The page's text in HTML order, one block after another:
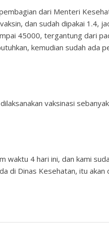
dari Menteri
dan sudah dipakai 1.4,
45000, tergantung dari
kemudian sudah ada
vaksinasi
waktu 4 hari ini, dan kami
di Dinas Kesehatan, itu akan